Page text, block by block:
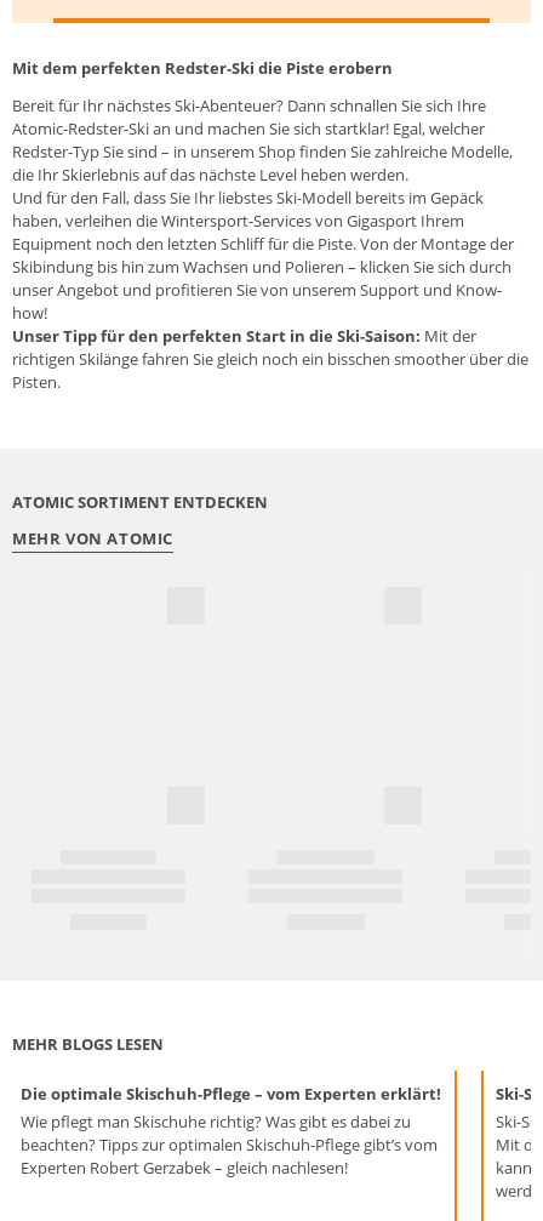
Mit dem perfekten Redster-Ski die Piste erobern
Bereit für Ihr nächstes Ski-Abenteuer? Dann schnallen Sie sich Ihre
Atomic-Redster-Skian und machen Sie sich startklar! Egal, welcher
Redster-Typ Sie sind – in unserem Shop finden Sie zahlreiche Modelle,
die Ihr Skierlebnis auf das nächste Level heben werden.
Und für den Fall, dass Sie Ihr liebstes Ski-Modell bereits im Gepäck
haben, verleihen dieWintersport-Services von Gigasport Ihrem
Equipment noch den letzten Schliff für die Piste. Von der Montage der
Skibindung bis hin zum Wachsen und Polieren – klicken Sie sich durch
unser Angebot und profitieren Sie von unserem Support und Know-
how!
Unser Tipp für den perfekten Start in die Ski-Saison: Mit der
richtigen Skilängefahren Sie gleich noch ein bisschen smoother über die
Pisten.
ATOMIC SORTIMENT ENTDECKEN
MEHR VON ATOMIC
MEHR BLOGS LESEN
Die optimale Skischuh-Pflege – vom Experten erklärt!
Wie pflegt man Skischuhe richtig? Was gibt es dabei zu
beachten? Tipps zur optimalen Skischuh-Pflege gibt’s vom
Experten Robert Gerzabek – gleich nachlesen!
Ski-
Ski-
Mit
kann